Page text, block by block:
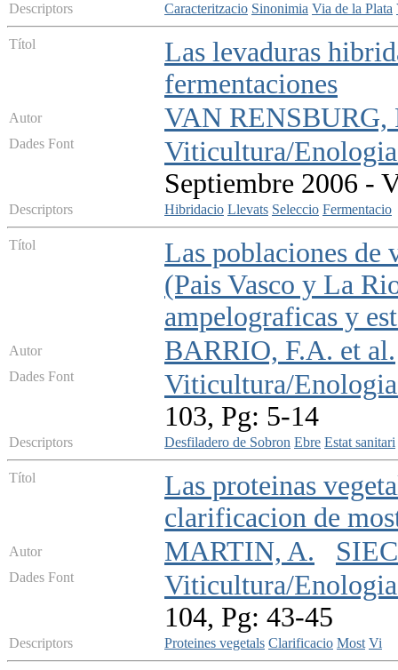
Descriptors Caracteritzacio Sinonimia Via de la Plata
Títol
Las levaduras
fermentaciones
Autor VAN RENSBURG,
Dades Font
Viticultura/
Septiembre 2006 -
Descriptors Hibridacio Llevats Seleccio Fermentacio
Títol
Las poblaciones de
(Pais Vasco y La
ampelograficas y
Autor BARRIO, F.A. et al.
Dades Font
Viticultura/
103, Pg: 5-14
Descriptors Desfiladero de Sobron Ebre Estat sanitari
Títol
Las proteinas
clarificacion de
Autor MARTIN, A.
Dades Font
Viticultura/
104, Pg: 43-45
Descriptors Proteines vegetals Clarificacio Most Vi